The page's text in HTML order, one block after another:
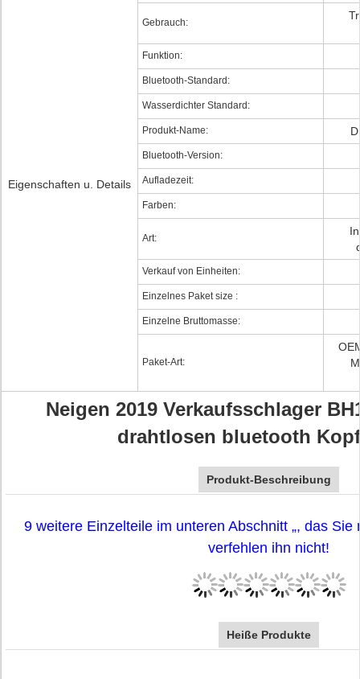
Eigenschaften u. Details
Gebrauch:
Funktion:
Bluetooth-Standard:
Wasserdichter Standard:
Produkt-Name:
Bluetooth-Version:
Aufladezeit:
Farben:
Art:
Verkauf von Einheiten:
Einzelnes Paket size :
Einzelne Bruttomasse:
Paket-Art:
Neigen 2019 Verkaufsschlager
drahtlosen bluetooth
Produkt-Beschreibung
9 weitere Einzelteile im unteren Abschnitt „, das Sie
verfehlen ihn nicht!
Heiße Produkte